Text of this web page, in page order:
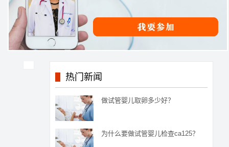
热门新闻
做试管婴儿取卵多少好？
为什么要做试管婴儿检查ca125？